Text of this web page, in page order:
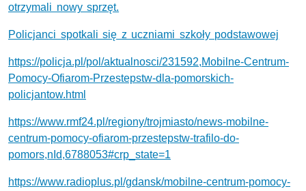
otrzymali nowy sprzęt.
Policjanci spotkali się z uczniami szkoły podstawowej
https://policja.pl/pol/aktualnosci/231592,Mobilne-Centrum-
Pomocy-Ofiarom-Przestepstw-dla-pomorskich-
policjantow.html
https://www.rmf24.pl/regiony/trojmiasto/news-mobilne-
centrum-pomocy-ofiarom-przestepstw-trafilo-do-
pomors,nId,6788053#crp_state=1
https://www.radioplus.pl/gdansk/mobilne-centrum-pomocy-